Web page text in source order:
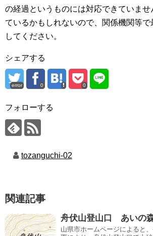
の経過というものには対応できていませ
ているかもしれないので、関係機関等
してください。
シェアする
error 0 0
フォローする
tozanguchi-02
関連記事
舟伏山登山口 あいの
山県市ホームページによると